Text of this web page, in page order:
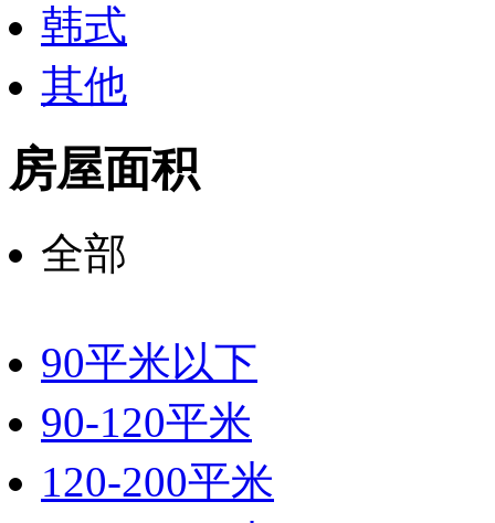
韩式
其他
房屋面积
全部
90平米以下
90-120平米
120-200平米